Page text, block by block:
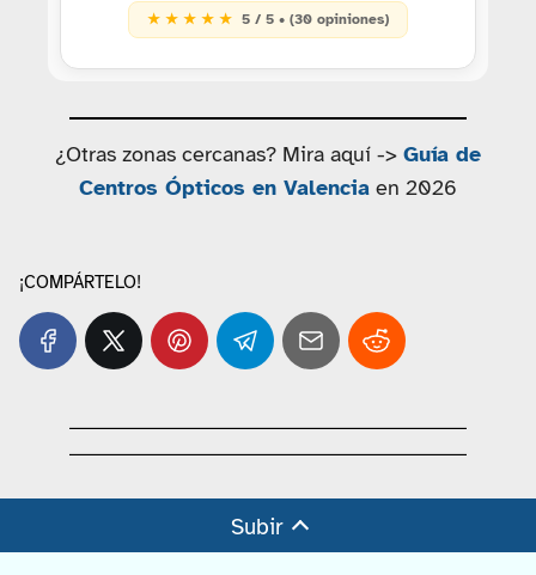
★ ★ ★ ★ ★ 5 / 5 • (30 opiniones)
¿Otras zonas cercanas? Mira aquí -> Guía de
Centros Ópticos en Valencia en 2026
¡COMPÁRTELO!
Subir